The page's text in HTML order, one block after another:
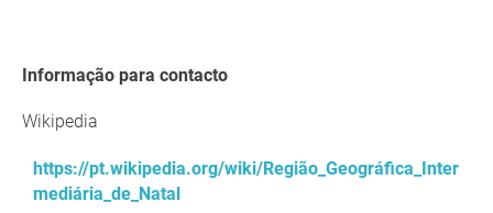
Informação para contacto
Wikipedia
https://pt.wikipedia.org/wiki/Região_Geográfica_Inter
mediária_de_Natal